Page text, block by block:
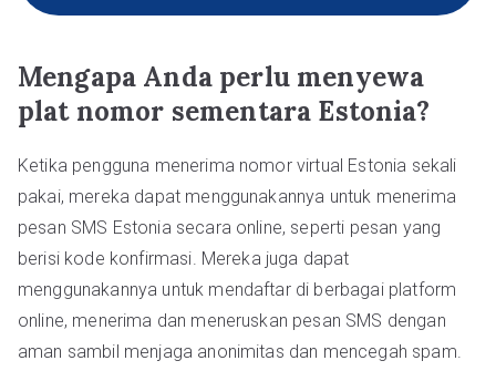
Mengapa Anda perlu menyewa
plat nomor sementara Estonia?
Ketika pengguna menerima nomor virtual Estonia sekali
pakai, mereka dapat menggunakannya untuk menerima
pesan SMS Estonia secara online, seperti pesan yang
berisi kode konfirmasi. Mereka juga dapat
menggunakannya untuk mendaftar di berbagai platform
online, menerima dan meneruskan pesan SMS dengan
aman sambil menjaga anonimitas dan mencegah spam.